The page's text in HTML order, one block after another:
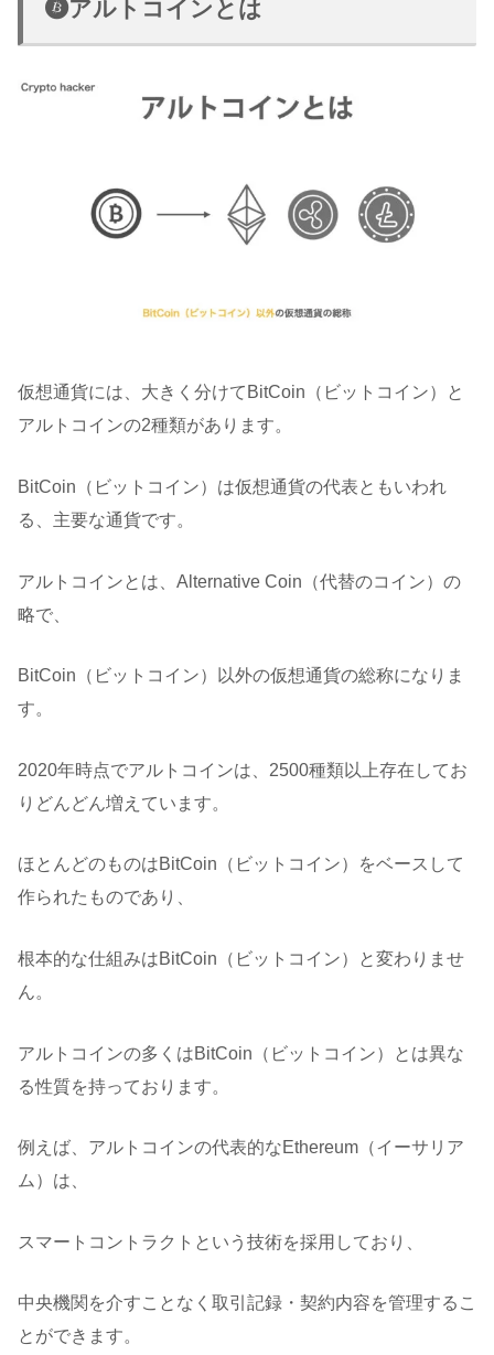
アルトコインとは
仮想通貨には、大きく分けてBitCoin（ビットコイン）と
アルトコインの2種類があります。
BitCoin（ビットコイン）は仮想通貨の代表ともいわれ
る、主要な通貨です。
アルトコインとは、Alternative Coin（代替のコイン）の
略で、
BitCoin（ビットコイン）以外の仮想通貨の総称になりま
す。
2020年時点でアルトコインは、2500種類以上存在してお
りどんどん増えています。
ほとんどのものはBitCoin（ビットコイン）をベースして
作られたものであり、
根本的な仕組みはBitCoin（ビットコイン）と変わりませ
ん。
アルトコインの多くはBitCoin（ビットコイン）とは異な
る性質を持っております。
例えば、アルトコインの代表的なEthereum（イーサリア
ム）は、
スマートコントラクトという技術を採用しており、
中央機関を介すことなく取引記録・契約内容を管理するこ
とができます。